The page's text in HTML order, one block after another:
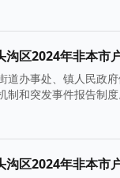
区2024年非本
办事处、镇人民政
和突发事件报告制
区2024年非本